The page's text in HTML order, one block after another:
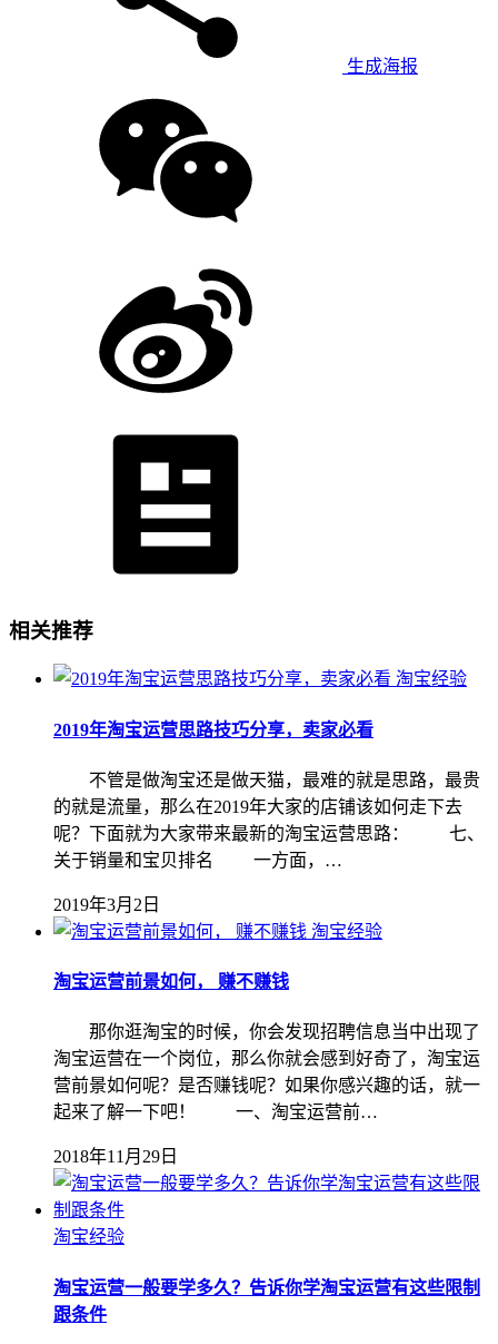
生成海报
相关推荐
淘宝经验
2019年淘宝运营思路技巧分享，卖家必看
不管是做淘宝还是做天猫，最难的就是思路，最贵
的就是流量，那么在2019年大家的店铺该如何走下去
呢？下面就为大家带来最新的淘宝运营思路： 七、
关于销量和宝贝排名 一方面，…
2019年3月2日
淘宝经验
淘宝运营前景如何， 赚不赚钱
那你逛淘宝的时候，你会发现招聘信息当中出现了
淘宝运营在一个岗位，那么你就会感到好奇了，淘宝运
营前景如何呢？是否赚钱呢？如果你感兴趣的话，就一
起来了解一下吧！ 一、淘宝运营前…
2018年11月29日
淘宝经验
淘宝运营一般要学多久？告诉你学淘宝运营有这些限制
跟条件